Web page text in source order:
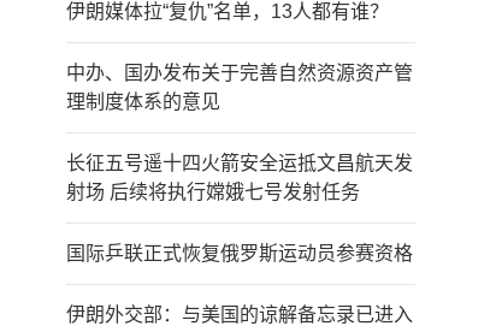
伊朗媒体拉“复仇”名单，13人都有谁？
中办、国办发布关于完善自然资源资产管
理制度体系的意见
长征五号遥十四火箭安全运抵文昌航天发
射场 后续将执行嫦娥七号发射任务
国际乒联正式恢复俄罗斯运动员参赛资格
伊朗外交部：与美国的谅解备忘录已进入